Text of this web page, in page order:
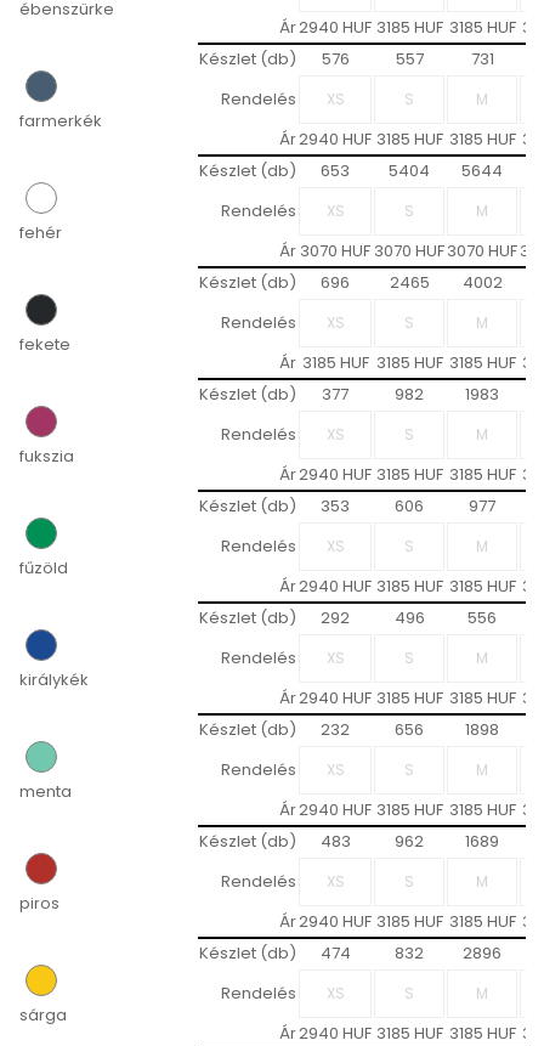
ébenszürke
Ár2940 HUF 3185 HUF 3185 HUF
farmerkék
Készlet (db) 576 557 731
Rendelés
Ár2940 HUF 3185 HUF 3185 HUF
fehér
Készlet (db) 653 5404 5644
Rendelés
Ár 3070 HUF 3070 HUF3070 HUF
fekete
Készlet (db) 696 2465 4002
Rendelés
Ár 3185 HUF 3185 HUF 3185 HUF
fukszia
Készlet (db) 377 982 1983
Rendelés
Ár2940 HUF 3185 HUF 3185 HUF
fűzöld
Készlet (db) 353 606 977
Rendelés
Ár2940 HUF 3185 HUF 3185 HUF
királykék
Készlet (db) 292 496 556
Rendelés
Ár2940 HUF 3185 HUF 3185 HUF
menta
Készlet (db) 232 656 1898
Rendelés
Ár2940 HUF 3185 HUF 3185 HUF
piros
Készlet (db) 483 962 1689
Rendelés
Ár2940 HUF 3185 HUF 3185 HUF
sárga
Készlet (db) 474 832 2896
Rendelés
Ár2940 HUF 3185 HUF 3185 HUF